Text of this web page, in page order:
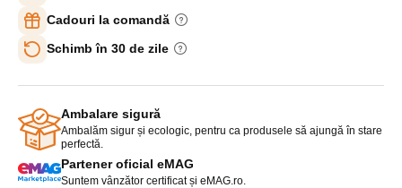
Cadouri la comandă
Schimb în 30 de zile
Ambalare sigură
Ambalăm sigur și ecologic, pentru ca produsele să ajungă în stare
perfectă.
Partener oficial eMAG
Suntem vânzător certificat și eMAG.ro.